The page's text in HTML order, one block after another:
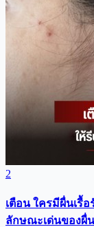
2
เตือน ใครมีผื่นเรื้
ลักษณะเด่นของผื่น